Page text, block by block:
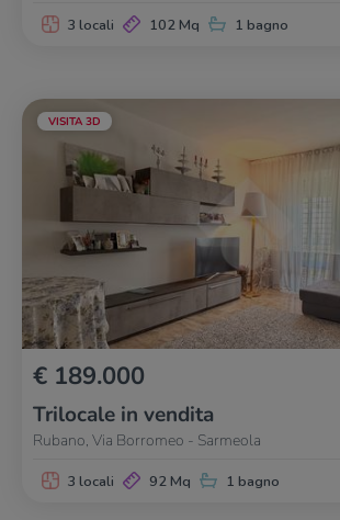
3 locali 102 Mq 1 bagno
VISITA 3D
€ 189.000
Trilocale in vendita
Rubano, Via Borromeo - Sarmeola
3 locali 92 Mq 1 bagno